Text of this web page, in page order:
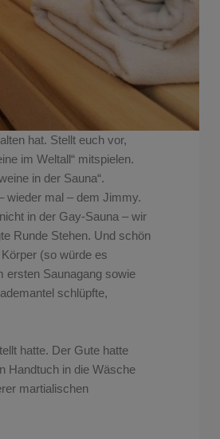
hat. Stellt euch vor,
im Weltall“ mitspielen.
in der Sauna“.
wieder mal – dem Jimmy.
in der Gay-Sauna – wir
Runde Stehen. Und schön
(so würde es
ersten Saunagang sowie
schlüpfte,
hatte. Der Gute hatte
Handtuch in die Wäsche
martialischen